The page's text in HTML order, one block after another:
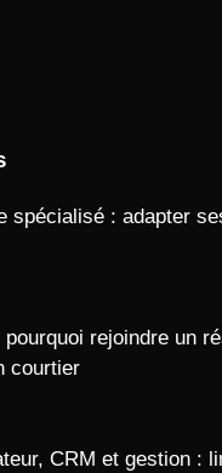
spécialisé : adapter
rejoindre un
courtier
CRM et gestion :